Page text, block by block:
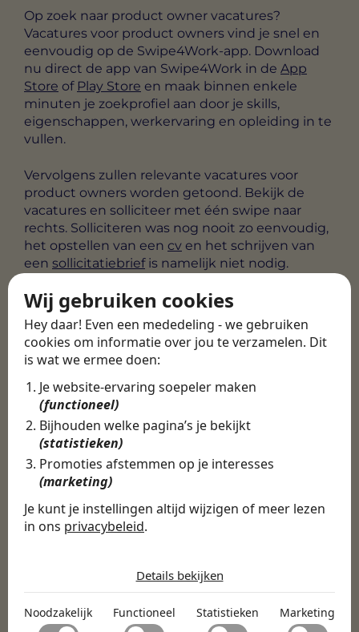
Wij gebruiken cookies
Hey daar! Even een mededeling - we gebruiken
cookies om informatie over jou te verzamelen. Dit
is wat we ermee doen:
Je website-ervaring soepeler maken
(functioneel)
Bijhouden welke pagina’s je bekijkt
(statistieken)
Promoties afstemmen op je interesses
(marketing)
Je kunt je instellingen altijd wijzigen of meer lezen
in ons privacybeleid.
Noodzakelijk
Noodzakelijke cookies helpen een website bruikbaar te
Details bekijken
Noodzakelijk Functioneel Statistieken Marketing
Op zoek naar product owner vacatures?
Vacatures voor product owners vind je snel en
eenvoudig op de Swipe4Work-app. Download
nu direct de app van Swipe4Work in de App
Store of Play Store en maak binnen enkele
minuten je zoekprofiel aan door je skills,
eigenschappen, werkervaring en opleiding in te
vullen.
Vervolgens zullen relevante vacatures voor
product owners worden getoond. Bekijk de
vacatures en solliciteer met één swipe naar
rechts. Solliciteren was nog nooit zo eenvoudig,
het opstellen van een cv en het schrijven van
een sollicitatiebriefis namelijk niet nodig.
Anderen bekeken ook:
Functieomschrijving Scrum Master
Functieomschrijving front-end developer
Functieomschrijving functioneel beheerder
Functieomschrijving supply chain manager
Alle vacatures·Career tips ·Wat doet een
Activiteitenbegeleider?
Monteur?·Wat doet een Applicatiebeheerder?
Terug
Deel deze post